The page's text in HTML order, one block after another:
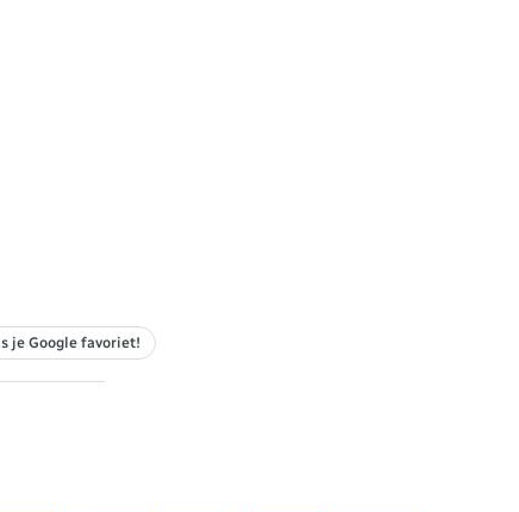
je Google favoriet!